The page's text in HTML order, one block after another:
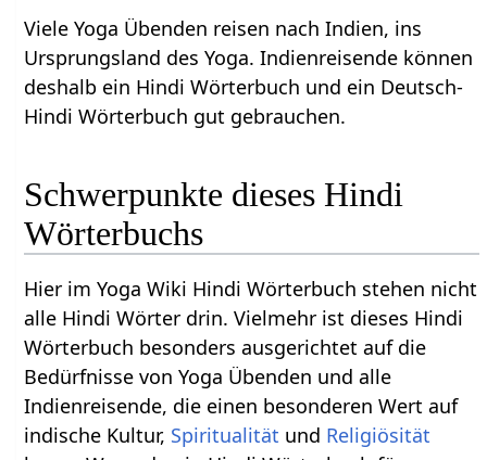
Viele Yoga Übenden reisen nach Indien, ins
Ursprungsland des Yoga. Indienreisende können
deshalb ein Hindi Wörterbuch und ein Deutsch-
Hindi Wörterbuch gut gebrauchen.
Schwerpunkte dieses Hindi
Wörterbuchs
Hier im Yoga Wiki Hindi Wörterbuch stehen nicht
alle Hindi Wörter drin. Vielmehr ist dieses Hindi
Wörterbuch besonders ausgerichtet auf die
Bedürfnisse von Yoga Übenden und alle
Indienreisende, die einen besonderen Wert auf
indische Kultur, Spiritualität und Religiösität